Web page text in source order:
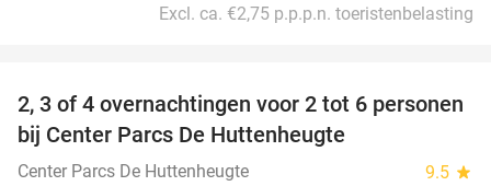
Excl. ca. €2,75 p.p.p.n. toeristenbelasting
15%
2, 3 of 4 overnachtingen voor 2 tot 6 personen
bij Center Parcs De Huttenheugte
Center Parcs De Huttenheugte 9.5 star